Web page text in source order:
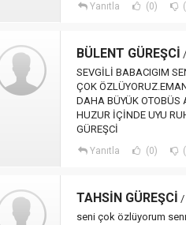
Yanıtla (0)
BÜLENT GÜREŞCİ
SEVGİLİ BABACIGIM
ÇOK
DAHA BÜYÜK OTOBÜS
HUZUR İÇİNDE UYU
GÜREŞCİ
Yanıtla (0)
TAHSİN GÜREŞCİ /
seni çok özlüyorum